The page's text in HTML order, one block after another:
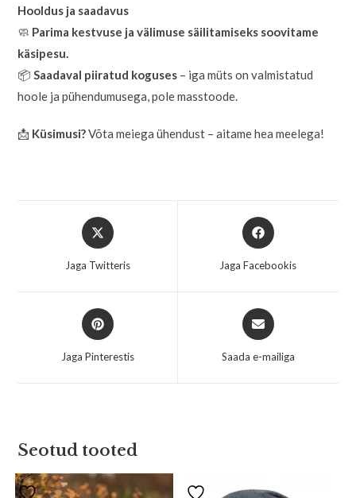
Hooldus ja saadavus
🧼 Parima kestvuse ja välimuse säilitamiseks soovitame
käsipesu.
📦Saadaval piiratud koguses – iga müts on valmistatud
hoole ja pühendumusega, pole masstoode.
📩 Küsimusi?Võta meiega ühendust – aitame hea meelega!
Jaga Twitteris Jaga Facebookis
Jaga Pinterestis Saada e-mailiga
Seotud tooted